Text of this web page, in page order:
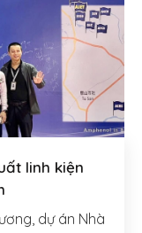
linh kiện
dự án Nhà